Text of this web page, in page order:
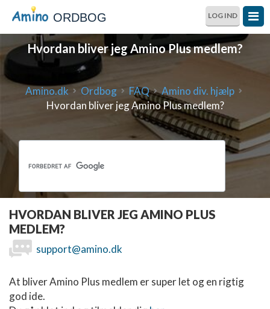
ORDBOG LOG IND
Hvordan bliver jeg Amino Plus medlem?
Amino.dk Ordbog FAQ
Amino div. hjælp
Hvordan bliver jeg Amino Plus medlem?
HVORDAN BLIVER JEG AMINO PLUS
MEDLEM?
support@amino.dk
At bliver Amino Plus medlem er super let og en rigtig
god ide.